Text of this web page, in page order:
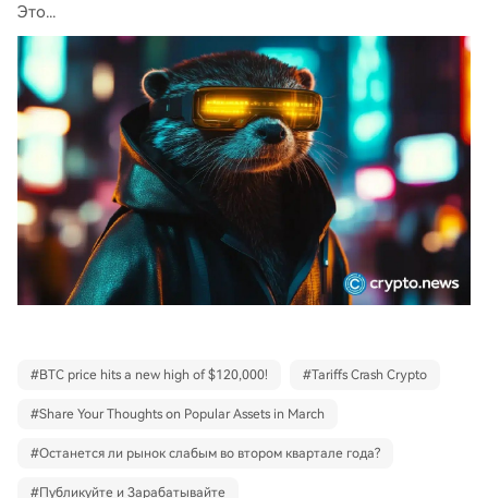
Это...
#BTC price hits a new high of $120,000! #Tariffs Crash Crypto
#Share Your Thoughts on Popular Assets in March
#Останется ли рынок слабым во втором квартале года?
#Публикуйте и Зарабатывайте